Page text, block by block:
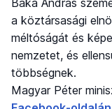
Baka András
a köztársasági
méltóságát és
nemzetet, és
többségnek.
Magyar Péter